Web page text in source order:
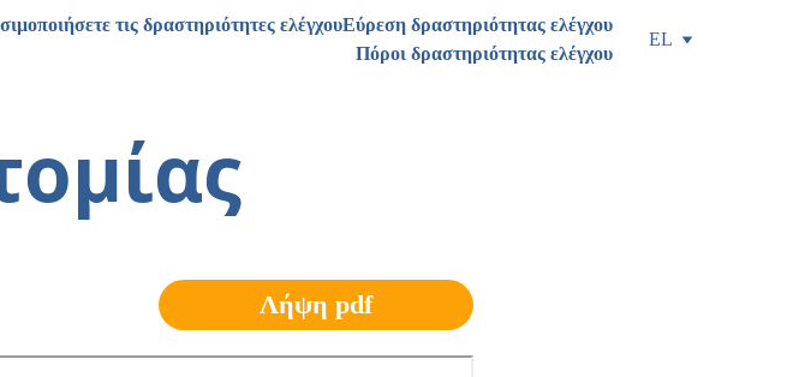
τις δραστηριότητες ελέγχουΕύρεση δραστηριότητας ελέγχου
Πόροι δραστηριότητας ελέγχου
EL
Λήψη pdf